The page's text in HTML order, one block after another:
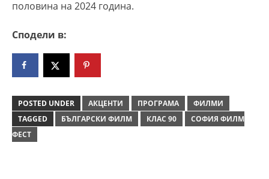
половина на 2024 година.
Сподели в:
POSTED UNDER АКЦЕНТИ ПРОГРАМА
ФИЛМИ
TAGGED
БЪЛГАРСКИ ФИЛМ КЛАС 90
СОФИЯ ФИЛМ
ФЕСТ